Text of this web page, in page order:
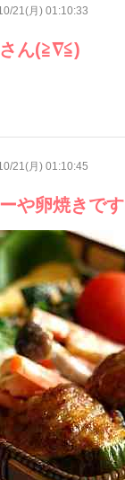
21(月) 01:10:33
ん(≧∇≦)
21(月) 01:10:45
や卵焼きです